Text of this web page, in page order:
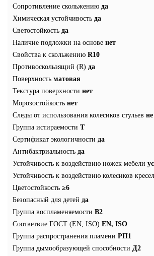
Сопротивление скольжению да
Химическая устойчивость да
Светостойкость да
Наличие подложки на основе нет
Свойства к скольжению R10
Противоскользящий (R) да
Поверхность матовая
Текстура поверхности нет
Морозостойкость нет
Следы от использования колесиков стульев
Группа истираемости T
Сертификат экологичности да
Антибактриальность да
Устойчивость к воздействию ножек мебели
Устойчивость к воздействию колесиков кресел
Цветостойкость ≥6
Безопасный для детей да
Группа воспламеняемости В2
Соответвие ГОСТ (EN, ISO) EN, ISO
Группа распространения пламени РП1
Группа дымообразующей способности Д2